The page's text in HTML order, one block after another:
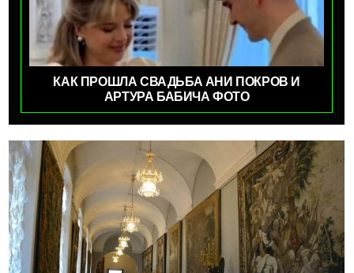
КАК ПРОШЛА СВАДЬБА АНИ ПОКРОВ И
АРТУРА БАБИЧА ФОТО